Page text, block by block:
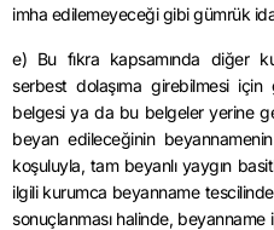
imha edilemeyeceği gibi gümrük
e) Bu fıkra kapsamında diğer
serbest dolaşıma girebilmesi
belgesi ya da bu belgeler yerine
beyan edileceğinin
koşuluyla, tam beyanlı yaygın
ilgili kurumca beyanname
sonuçlanması halinde,